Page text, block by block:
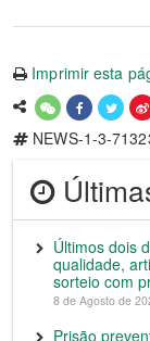
Imprimir esta
NEWS-1-3-
Últimos dois
qualidade,
sorteio com
8 de Agosto de
Prisão